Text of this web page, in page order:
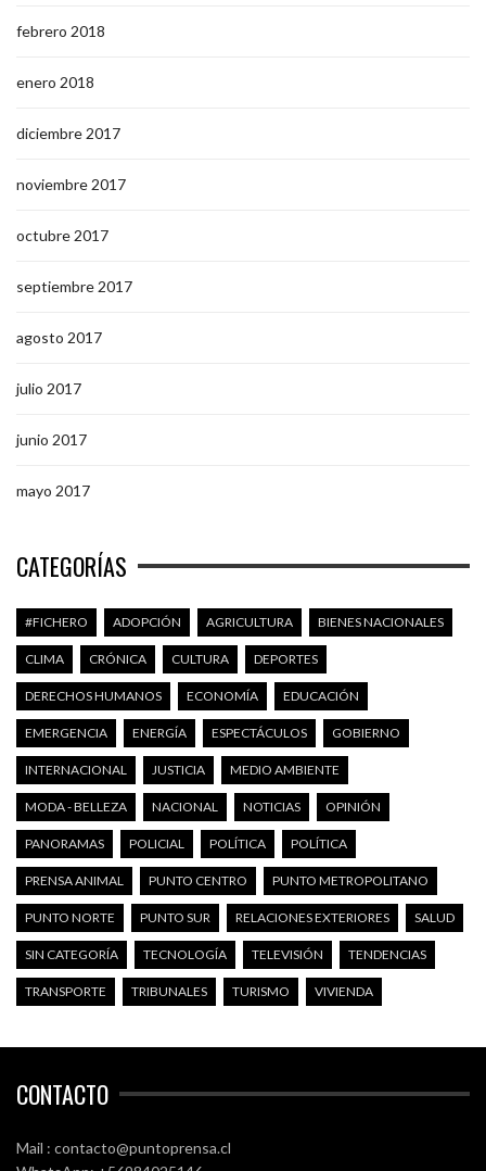
febrero 2018
enero 2018
diciembre 2017
noviembre 2017
octubre 2017
septiembre 2017
agosto 2017
julio 2017
junio 2017
mayo 2017
CATEGORÍAS
#FICHERO ADOPCIÓN AGRICULTURA BIENES NACIONALES
CLIMA CRÓNICA CULTURA DEPORTES
DERECHOS HUMANOS ECONOMÍA EDUCACIÓN
EMERGENCIA ENERGÍA ESPECTÁCULOS GOBIERNO
INTERNACIONAL JUSTICIA MEDIO AMBIENTE
MODA - BELLEZA NACIONAL NOTICIAS OPINIÓN
PANORAMAS POLICIAL POLÍTICA POLÍTICA
PRENSA ANIMAL PUNTO CENTRO PUNTO METROPOLITANO
PUNTO NORTE PUNTO SUR RELACIONES EXTERIORES SALUD
SIN CATEGORÍA TECNOLOGÍA TELEVISIÓN TENDENCIAS
TRANSPORTE TRIBUNALES TURISMO VIVIENDA
CONTACTO
Mail : contacto@puntoprensa.cl